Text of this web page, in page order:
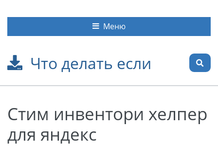
Что делать если
Меню
Стим инвентори хелпер
для яндекс